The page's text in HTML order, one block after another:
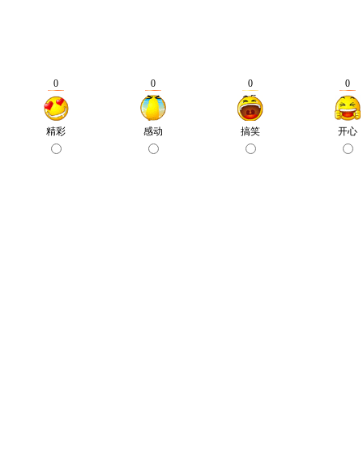
0
精彩
0
感动
0
搞笑
0
开心